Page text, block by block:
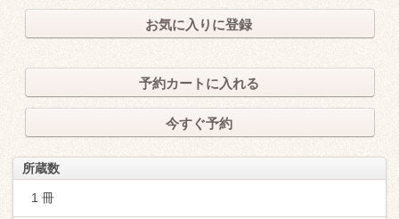
お気に入りに登録
予約カートに入れる
今すぐ予約
所蔵数
1 冊